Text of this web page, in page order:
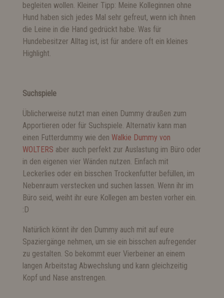
begleiten wollen. Kleiner Tipp: Meine Kolleginnen ohne
Hund haben sich jedes Mal sehr gefreut, wenn ich ihnen
die Leine in die Hand gedrückt habe. Was für
Hundebesitzer Alltag ist, ist für andere oft ein kleines
Highlight.
Suchspiele
Üblicherweise nutzt man einen Dummy draußen zum
Apportieren oder für Suchspiele. Alternativ kann man
einen Futterdummy wie den Walkie Dummy von
WOLTERS aber auch perfekt zur Auslastung im Büro oder
in den eigenen vier Wänden nutzen. Einfach mit
Leckerlies oder ein bisschen Trockenfutter befüllen, im
Nebenraum verstecken und suchen lassen. Wenn ihr im
Büro seid, weiht ihr eure Kollegen am besten vorher ein.
:D
Natürlich könnt ihr den Dummy auch mit auf eure
Spaziergänge nehmen, um sie ein bisschen aufregender
zu gestalten. So bekommt euer Vierbeiner an einem
langen Arbeitstag Abwechslung und kann gleichzeitig
Kopf und Nase anstrengen.